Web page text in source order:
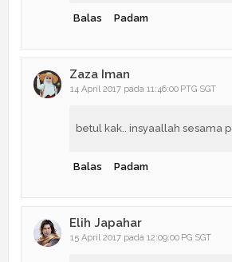
Balas Padam
Zaza Iman
14 April 2017 pada 11:46:00 PTG SGT
betul kak.. insyaallah sesama
Balas Padam
Elih Japahar
15 April 2017 pada 12:09:00 PG SGT